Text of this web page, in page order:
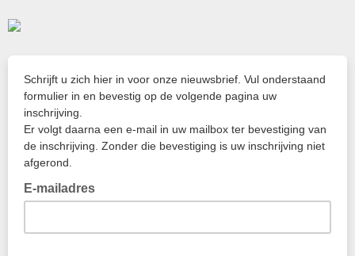
Schrijft u zich hier in voor onze nieuwsbrief. Vul onderstaand
formulier in en bevestig op de volgende pagina uw
inschrijving.
Er volgt daarna een e-mail in uw mailbox ter bevestiging van
de inschrijving. Zonder die bevestiging is uw inschrijving niet
afgerond.
E-mailadres